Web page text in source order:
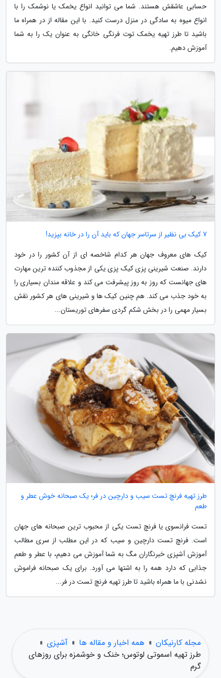
حسابی عاشقش هستند. شما می توانید انواع یخمک یا نوشمک را با
انواع میوه به سادگی در منزل درست کنید. با این مقاله از در همراه ما
باشید تا طرز تهیه یخمک توت فرنگی خانگی به عنوان یک را به شما
آموزش دهیم.
7 کیک بی نظیر از سرتاسر جهان که باید آن را در خانه بپزید!
کیک های معروف جهان هر کدام شاخصه ای از آن کشور را در خود
دارند. صنعت شیرینی پزی کیک پزی یکی از مجذوب کننده ترین مهارت
های جهانست که روز به روز پیشرفت می کند و علاقه مندان بسیاری را
به خود جذب می کند. هم چنین کیک ها و شیرینی های هر کشور نقش
بسیار مهمی را در بخش شکم گردی سفرهای توریستان...
طرز تهیه فرنچ تست سیب و دارچین در فر؛ یک صبحانه خوش عطر و
طعم
تست فرانسوی یا فرنچ تست یکی از محبوب ترین صبحانه های جهان
است. فرنچ تست دارچین و سیب که در این مطلب از سری مطالب
آموزش آشپزی خبرنگاران مگ به شما آموزش می دهیم، با عطر و طعم
جذابی که دارد همه را به اشتها می آورد. برای یک صبحانه فراموش
نشدنی با ما همراه باشید تا طرز تهیه فرنچ تست در فر...
مجله کارنیکان » همه اخبار و مقاله ها » آشپزی »
طرز تهیه اسموتی لوتوس؛ خنک و خوشمزه برای روزهای
گرم